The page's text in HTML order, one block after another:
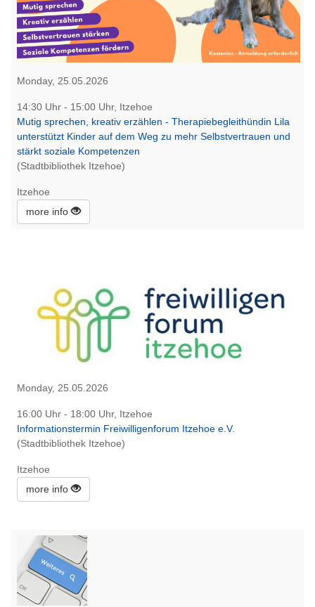
Monday, 25.05.2026
14:30 Uhr - 15:00 Uhr, Itzehoe
Mutig sprechen, kreativ erzählen - Therapiebegleithündin Lila
unterstützt Kinder auf dem Weg zu mehr Selbstvertrauen und
stärkt soziale Kompetenzen
(Stadtbibliothek Itzehoe)
Itzehoe
more info
Monday, 25.05.2026
16:00 Uhr - 18:00 Uhr, Itzehoe
Informationstermin Freiwilligenforum Itzehoe e.V.
(Stadtbibliothek Itzehoe)
Itzehoe
more info